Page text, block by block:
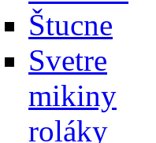
Štucne
Svetre
mikiny
roláky